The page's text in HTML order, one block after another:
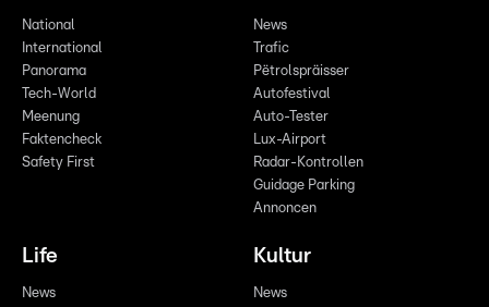
National
International
Panorama
Tech-World
Meenung
Faktencheck
Safety First
News
Trafic
Pëtrolspräisser
Autofestival
Auto-Tester
Lux-Airport
Radar-Kontrollen
Guidage Parking
Annoncen
Life
News
Kultur
News